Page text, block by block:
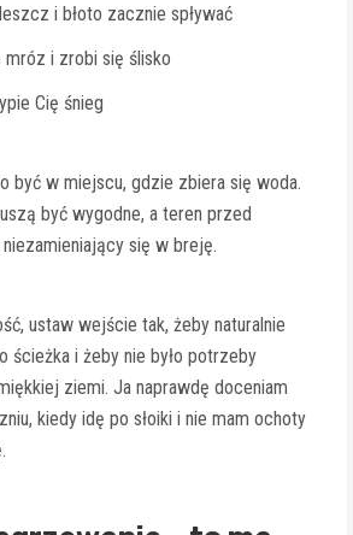
i błoto zacznie spływać
i zrobi się ślisko
Cię śnieg
być w miejscu, gdzie zbiera się woda.
być wygodne, a teren przed
się w breję.
ustaw wejście tak, żeby naturalnie
ścieżka i żeby nie było potrzeby
ziemi. Ja naprawdę doceniam
kiedy idę po słoiki i nie mam ochoty